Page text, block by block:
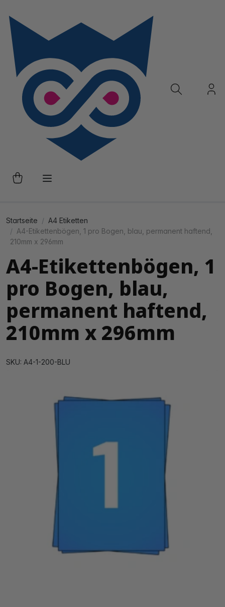
Startseite
A4 Etiketten
A4-Etikettenbögen, 1 pro Bogen, blau, permanent haftend,
210mm x 296mm
A4-Etikettenbögen, 1
pro Bogen, blau,
permanent haftend,
210mm x 296mm
SKU: A4-1-200-BLU